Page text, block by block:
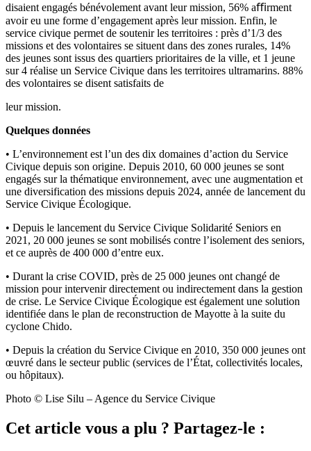
disaient engagés bénévolement avant leur mission, 56% aﬃrment
avoir eu une forme d’engagement après leur mission. Enfin, le
service civique permet de soutenir les territoires : près d’1/3 des
missions et des volontaires se situent dans des zones rurales, 14%
des jeunes sont issus des quartiers prioritaires de la ville, et 1 jeune
sur 4 réalise un Service Civique dans les territoires ultramarins. 88%
des volontaires se disent satisfaits de
leur mission.
Quelques données
• L’environnement est l’un des dix domaines d’action du Service
Civique depuis son origine. Depuis 2010, 60 000 jeunes se sont
engagés sur la thématique environnement, avec une augmentation et
une diversification des missions depuis 2024, année de lancement du
Service Civique Écologique.
• Depuis le lancement du Service Civique Solidarité Seniors en
2021, 20 000 jeunes se sont mobilisés contre l’isolement des seniors,
et ce auprès de 400 000 d’entre eux.
• Durant la crise COVID, près de 25 000 jeunes ont changé de
mission pour intervenir directement ou indirectement dans la gestion
de crise. Le Service Civique Écologique est également une solution
identifiée dans le plan de reconstruction de Mayotte à la suite du
cyclone Chido.
• Depuis la création du Service Civique en 2010, 350 000 jeunes ont
œuvré dans le secteur public (services de l’État, collectivités locales,
ou hôpitaux).
Photo © Lise Silu – Agence du Service Civique
Cet article vous a plu ? Partagez-le :